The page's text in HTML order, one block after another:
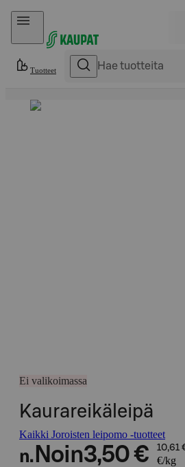
Hyppää sisältöön
Tuotteet
Ei valikoimassa
Kaurareikäleipä
Kaikki Joroisten leipomo -tuotteet
n. Noin3,50 € 10,61
€/kg